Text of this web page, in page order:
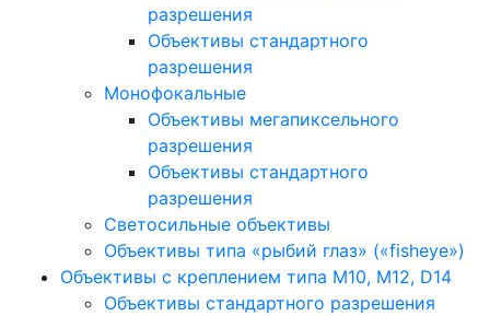
разрешения
Объективы стандартного
разрешения
Монофокальные
Объективы мегапиксельного
разрешения
Объективы стандартного
разрешения
Светосильные объективы
Объективы типа «рыбий глаз» («fisheye»)
Объективы с креплением типа M10, M12, D14
Объективы стандартного разрешения